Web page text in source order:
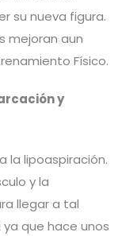
su nueva figura.
mejoran aun
Físico.
y
la lipoaspiración.
y la
llegar a tal
que hace unos